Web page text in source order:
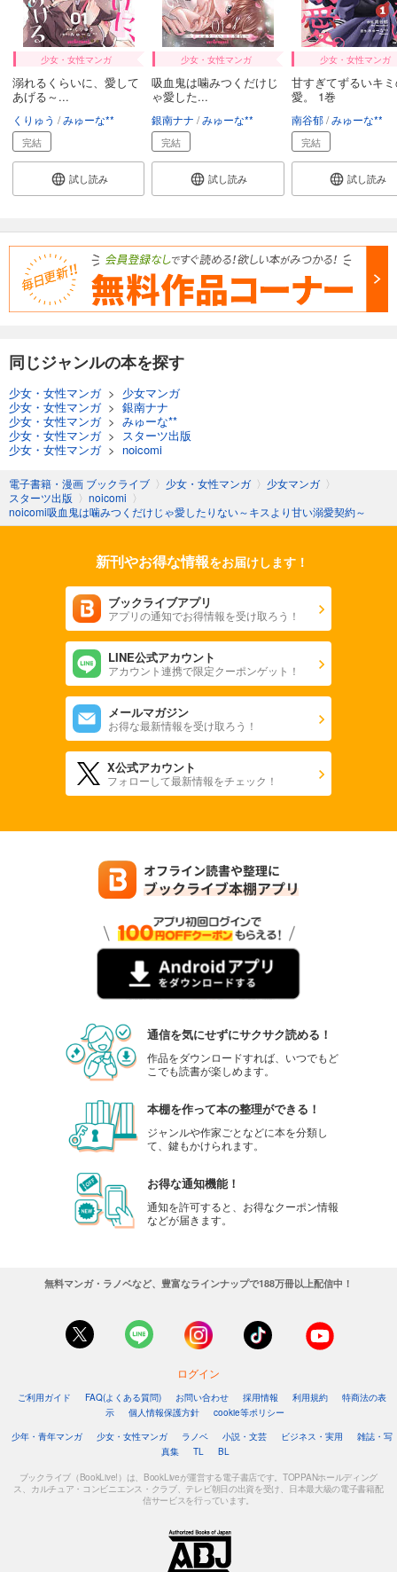
少女・女性マンガ
溺れるくらいに、愛して
あげる～...
くりゅう みゅーな**
完結
試し読み
少女・女性マンガ
吸血鬼は噛みつくだけじ
ゃ愛した...
銀南ナナ みゅーな**
完結
試し読み
少女・女性マンガ
甘すぎてずるいキ
愛。 1巻
南谷郁 みゅーな**
完結
試し読み
同じジャンルの本を探す
少女・女性マンガ> 少女マンガ
少女・女性マンガ> 銀南ナナ
少女・女性マンガ> みゅーな**
少女・女性マンガ>
スターツ出版
少女・女性マンガ> noicomi
電子書籍・漫画 ブックライブ 〉 少女・女性マンガ 〉 少女マンガ 〉
スターツ出版 〉 noicomi 〉
noicomi吸血鬼は噛みつくだけじゃ愛したりない～キスより甘い溺愛契約～
新刊やお得な情報をお届けします！
ブックライブアプリ
アプリの通知でお得情報を受け取ろう！
LINE公式アカウント
アカウント連携で限定クーポンゲット！
メールマガジン
お得な最新情報を受け取ろう！
X公式アカウント
フォローして最新情報をチェック！
通信を気にせずにサクサク読める！
作品をダウンロードすれば、いつでもど
こでも読書が楽しめます。
本棚を作って本の整理ができる！
ジャンルや作家ごとなどに本を分類し
て、鍵もかけられます。
お得な通知機能！
通知を許可すると、お得なクーポン情報
などが届きます。
無料マンガ・ラノベなど、豊富なラインナップで188万冊以上配信中！
ログイン
ご利用ガイド FAQ(よくある質問) お問い合わせ 採用情報 利用規約
特商法の表
示
個人情報保護方針
cookie等ポリシー
少年・青年マンガ
少女・女性マンガ ラノベ 小説・文芸 ビジネス・実用
雑誌・写
真集
TL BL
ブックライブ（BookLive!）は、BookLiveが運営する電子書店です。TOPPANホールディング
ス、カルチュア・コンビニエンス・クラブ、テレビ朝日の出資を受け、日本最大級の電子書籍配
信サービスを行っています。